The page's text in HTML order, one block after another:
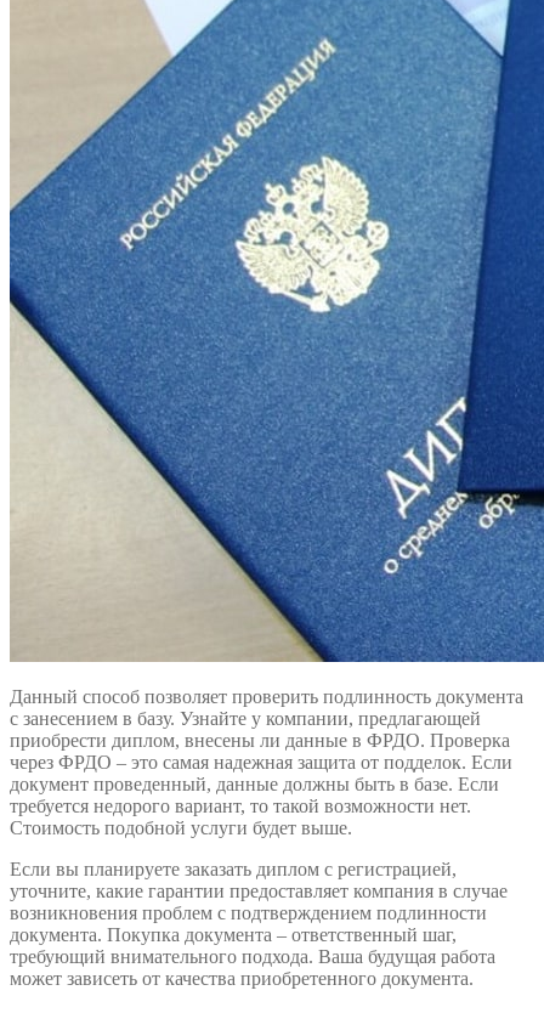
Данный способ позволяет проверить подлинность документа
с занесением в базу. Узнайте у компании, предлагающей
приобрести диплом, внесены ли данные в ФРДО. Проверка
через ФРДО – это самая надежная защита от подделок. Если
документ проведенный, данные должны быть в базе. Если
требуется недорого вариант, то такой возможности нет.
Стоимость подобной услуги будет выше.
Если вы планируете заказать диплом с регистрацией,
уточните, какие гарантии предоставляет компания в случае
возникновения проблем с подтверждением подлинности
документа. Покупка документа – ответственный шаг,
требующий внимательного подхода. Ваша будущая работа
может зависеть от качества приобретенного документа.